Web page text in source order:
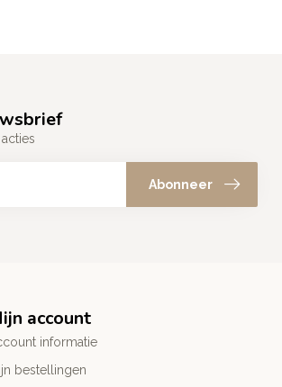
Abonneer
account
informatie
bestellingen